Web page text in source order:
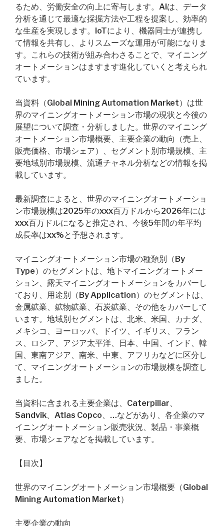
るため、労働安全の向上に寄与します。AIは、データ
分析を通じて最適な採掘方法や工程を提案し、効率的
な生産を実現します。IoTにより、機器同士が連携し
て情報を共有し、よりスムーズな運用が可能になりま
す。これらの技術が組み合わさることで、マイニング
オートメーションはますます進化していくと考えられ
ています。
当資料（Global Mining Automation Market）は世
界のマイニングオートメーション市場の現状と今後の
展望について調査・分析しました。世界のマイニング
オートメーション市場概要、主要企業の動向（売上、
販売価格、市場シェア）、セグメント別市場規模、主
要地域別市場規模、流通チャネル分析などの情報を掲
載しています。
最新調査によると、世界のマイニングオートメーショ
ン市場規模は2025年のxxx百万ドルから2026年には
xxx百万ドルになると推定され、今後5年間の年平均
成長率はxx%と予想されます。
マイニングオートメーション市場の種類別（By
Type）のセグメントは、地下マイニングオートメー
ション、露天マイニングオートメーションをカバーし
ており、用途別（By Application）のセグメントは、
金属鉱業、鉱物鉱業、石炭鉱業、その他をカバーして
います。地域別セグメントは、北米、米国、カナダ、
メキシコ、ヨーロッパ、ドイツ、イギリス、フラン
ス、ロシア、アジア太平洋、日本、中国、インド、韓
国、東南アジア、南米、中東、アフリカなどに区分し
て、マイニングオートメーションの市場規模を調査し
ました。
当資料に含まれる主要企業は、Caterpillar、
Sandvik、Atlas Copco、…などがあり、各企業のマ
イニングオートメーション販売状況、製品・事業概
要、市場シェアなどを掲載しています。
【目次】
世界のマイニングオートメーション市場概要（Global
Mining Automation Market）
主要企業の動向